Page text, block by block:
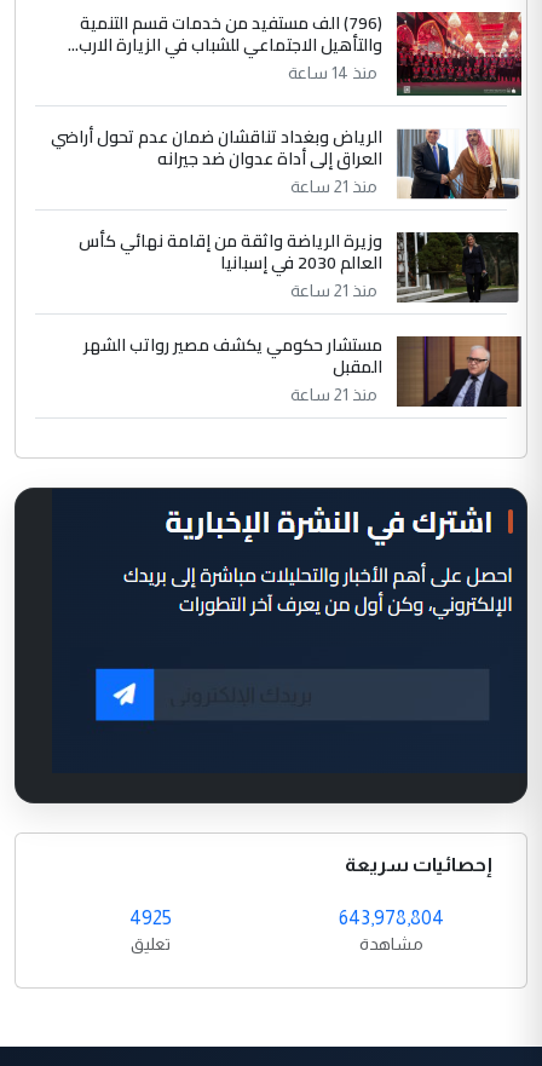
(796) الف مستفيد من خدمات قسم التنمية
والتأهيل الاجتماعي للشباب في الزيارة الارب...
منذ 14 ساعة
الرياض وبغداد تناقشان ضمان عدم تحول أراضي
العراق إلى أداة عدوان ضد جيرانه
منذ 21 ساعة
وزيرة الرياضة واثقة من إقامة نهائي كأس
العالم 2030 في إسبانيا
منذ 21 ساعة
مستشار حكومي يكشف مصير رواتب الشهر
المقبل
منذ 21 ساعة
إحصائيات سريعة
643,978,804
مشاهدة
4925
تعليق